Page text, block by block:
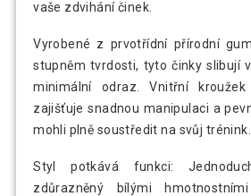
vaše zdvihání činek.
Vyrobené z prvotřídní přírodní
stupněm tvrdosti, tyto činky slibují
minimální odraz. Vnitřní
zajišťuje snadnou manipulaci a
mohli plně soustředit na svůj trénink.
Styl potkává funkci:
zdůrazněný bílými